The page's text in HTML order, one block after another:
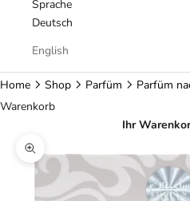
Sprache
Deutsch
English
Home Shop Parfüm Parfüm
Warenkorb
Ihr
Bild vergrößern